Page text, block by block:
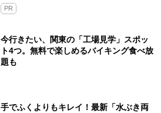
PR
今行きたい、関東の「工場見学」スポッ
ト4つ。無料で楽しめるバイキング食べ放
題も
手でふくよりもキレイ！最新「水ぶき両